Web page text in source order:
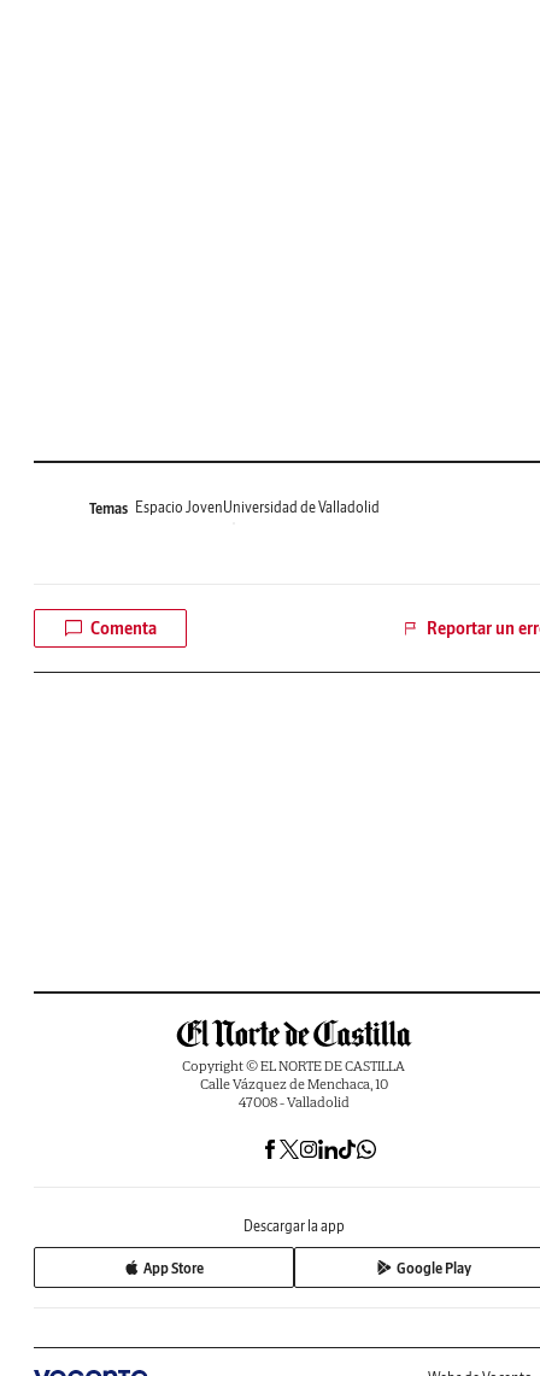
Temas Espacio JovenUniversidad de Valladolid
Comenta Reportar un
Copyright © EL NORTE DE CASTILLA
Calle Vázquez de Menchaca, 10
47008 - Valladolid
Descargar la app
App Store Google Play